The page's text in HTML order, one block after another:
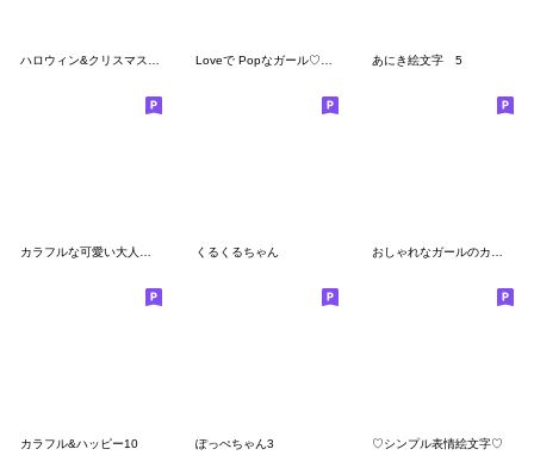
あにき絵文字 5
くるくるちゃん
カラフル&ハッピー10 ぽっぺちゃん3 ♡シンプル表情絵文字♡